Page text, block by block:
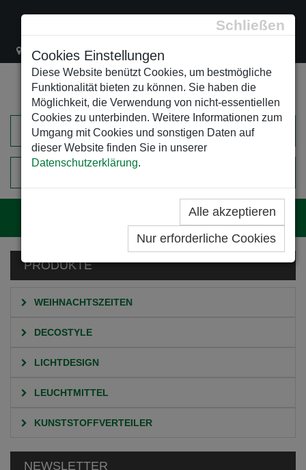
Schließen
Cookies Einstellungen
Diese Website benützt Cookies, um bestmögliche
Funktionalität bieten zu können. Sie haben die
Möglichkeit, die Verwendung von nicht-essentiellen
Cookies zu unterbinden. Weitere Informationen zum
Umgang mit Cookies und sonstigen Daten auf
dieser Website finden Sie in unserer
Datenschutzerklärung.
Alle akzeptieren
Nur erforderliche Cookies
Lacknergasse 78 +43/1/470 37 00
EINKAUFSWAGEN
PRODUKTE
WEIHNACHTSZEITEN
DECOSTYLE
LICHTDESIGN
LEUCHTMITTEL
KUNSTSTOFFVERTEILER
NEWSLETTER